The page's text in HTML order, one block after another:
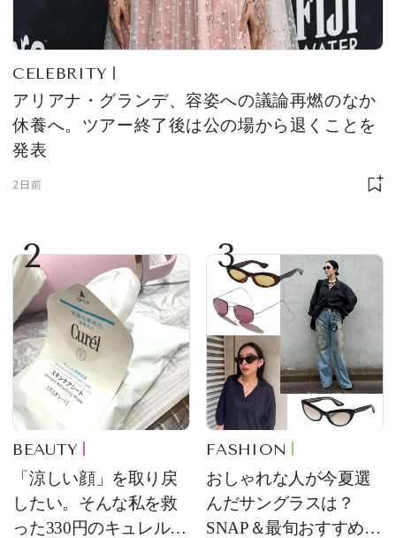
CELEBRITY
アリアナ・グランデ、容姿への議論再燃のなか
休養へ。ツアー終了後は公の場から退くことを
発表
2日前
2
BEAUTY
「涼しい顔」を取り戻
したい。そんな私を救
った330円のキュレル名
3
FASHION
おしゃれな人が今夏選
んだサングラスは？
SNAP＆最旬おすすめサ